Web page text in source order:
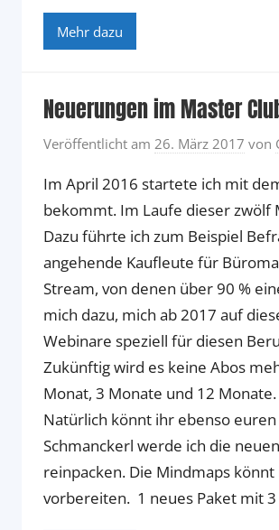
Mehr dazu
Neuerungen im Master
Veröffentlicht am 26. März 2017 von
Im April 2016 startete ich mit
bekommt. Im Laufe dieser zwölf
Dazu führte ich zum Beispiel
angehende Kaufleute für
Stream, von denen über 90 %
mich dazu, mich ab 2017 auf
Webinare speziell für diesen
Zukünftig wird es keine Abos
Monat, 3 Monate und 12
Natürlich könnt ihr ebenso
Schmanckerl werde ich die
reinpacken. Die Mindmaps
vorbereiten. 1 neues Paket mit